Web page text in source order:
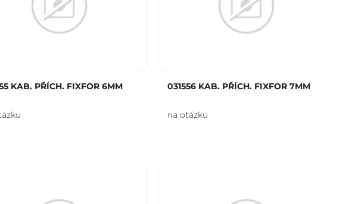
KAB. PŘÍCH. FIXFOR 6MM 031556 KAB. PŘÍCH. FIXFOR 7MM
na otázku